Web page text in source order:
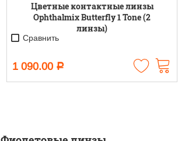
Цветные контактные линзы
Ophthalmix Butterfly 1 Tone (2
линзы)
Сравнить
1 090.00 Р